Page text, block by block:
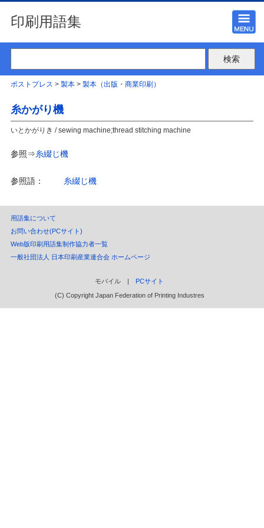
印刷用語集
ポストプレス > 製本> 製本（出版・商業印刷）
糸かがり機
いとかがりき / sewing machine;thread stitching machine
参照⇒糸綴じ機
参照語： 糸綴じ機
用語集について
お問い合わせ(PCサイト)
Web版印刷用語集制作協力者一覧
一般社団法人 日本印刷産業連合会 ホームページ
モバイル | PCサイト
(C) Copyright Japan Federation of Printing Industres